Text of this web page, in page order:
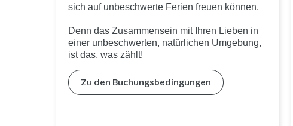
sich auf unbeschwerte Ferien freuen können.
Denn das Zusammensein mit Ihren Lieben in
einer unbeschwerten, natürlichen Umgebung,
ist das, was zählt!
Zu den Buchungsbedingungen